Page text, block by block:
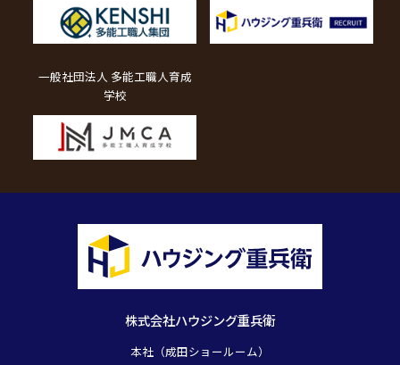
株式会社ハウジング重兵衛
本社（成田ショールーム）
一般社団法人 多能工職人育成
学校